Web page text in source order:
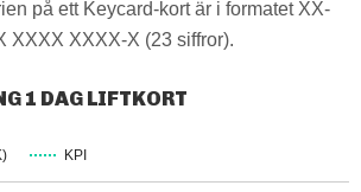
på ett Keycard-kort är i formatet XX-
XXXX XXXX-X (23 siffror).
1 DAG LIFTKORT
KPI